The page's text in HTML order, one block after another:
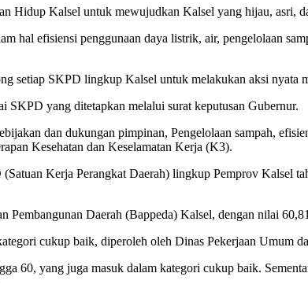
Hidup Kalsel untuk mewujudkan Kalsel yang hijau, asri,
hal efisiensi penggunaan daya listrik, air, pengelolaan
setiap SKPD lingkup Kalsel untuk melakukan aksi nyata
SKPD yang ditetapkan melalui surat keputusan Gubernur.
dan dukungan pimpinan, Pengelolaan sampah,
Kesehatan dan Keselamatan Kerja (K3).
Kerja Perangkat Daerah) lingkup Pemprov Kalsel
Pembangunan Daerah (Bappeda) Kalsel, dengan nilai
cukup baik, diperoleh oleh Dinas Pekerjaan Umum
60, yang juga masuk dalam kategori cukup baik.